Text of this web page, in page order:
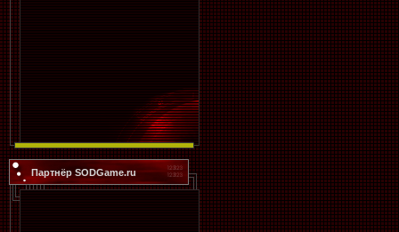
Партнёр SODGame.ru